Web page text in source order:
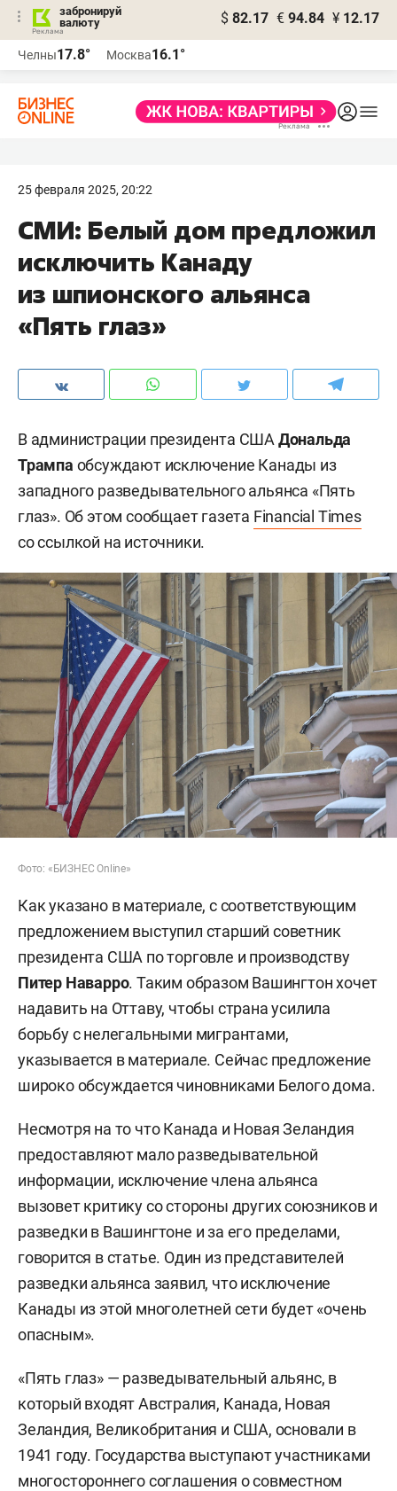
забронируй
валюту
$ 82.17 € 94.84 ¥ 12.17
Челны17.8° Москва16.1°
25 февраля 2025, 20:22
СМИ: Белый дом предложил
исключить Канаду
из шпионского альянса
«Пять глаз»
В администрации президента США Дональда
Трампа обсуждают исключение Канады из
западного разведывательного альянса «Пять
глаз». Об этом сообщает газета Financial Times
со ссылкой на источники.
Фото: «БИЗНЕСOnline»
Как указано в материале, с соответствующим
предложением выступил старший советник
президента США по торговле и производству
Питер Наварро. Таким образом Вашингтон хочет
надавить на Оттаву, чтобы страна усилила
борьбу с нелегальными мигрантами,
указывается в материале. Сейчас предложение
широко обсуждается чиновниками Белого дома.
Несмотря на то что Канада и Новая Зеландия
предоставляют мало разведывательной
информации, исключение члена альянса
вызовет критику со стороны других союзников и
разведки в Вашингтоне и за его пределами,
говорится в статье. Один из представителей
разведки альянса заявил, что исключение
Канады из этой многолетней сети будет «очень
опасным».
«Пять глаз» — разведывательный альянс, в
который входят Австралия, Канада, Новая
Зеландия, Великобритания и США, основали в
1941 году. Государства выступают участниками
многостороннего соглашения о совместном